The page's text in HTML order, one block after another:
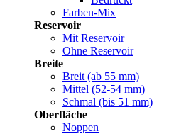
Farben-Mix
Reservoir
Mit Reservoir
Ohne Reservoir
Breite
Breit (ab 55 mm)
Mittel (52-54 mm)
Schmal (bis 51 mm)
Oberfläche
Noppen